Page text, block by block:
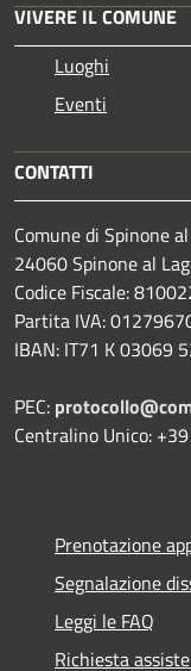
VIVERE IL COMUNE
Luoghi
Eventi
CONTATTI
Comune di Spinone
24060 Spinone al
Codice Fiscale:
Partita IVA:
IBAN: IT71 K 03069
PEC:
Centralino Unico:
Prenotazione
Segnalazione
Leggi le FAQ
Richiesta